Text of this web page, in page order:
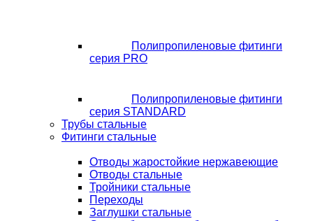
Полипропиленовые фитинги
серия PRO
Полипропиленовые фитинги
серия STANDARD
Трубы стальные
Фитинги стальные
Отводы жаростойкие нержавеющие
Отводы стальные
Тройники стальные
Переходы
Заглушки стальные